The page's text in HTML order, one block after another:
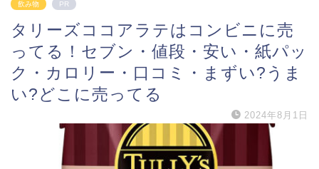
飲み物 PR
タリーズココアラテはコンビニに売
ってる！セブン・値段・安い・紙パッ
ク・カロリー・口コミ・まずい?うま
い?どこに売ってる
2024年8月1日